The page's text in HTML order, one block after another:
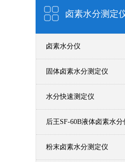
卤素水分测定
卤素水分仪
固体卤素水分测定仪
水分快速测定仪
后王SF-60B液体卤素水分
粉末卤素水分测定仪